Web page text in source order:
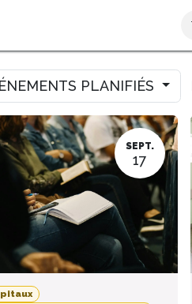
PLANIFIÉS
SEPT.
17